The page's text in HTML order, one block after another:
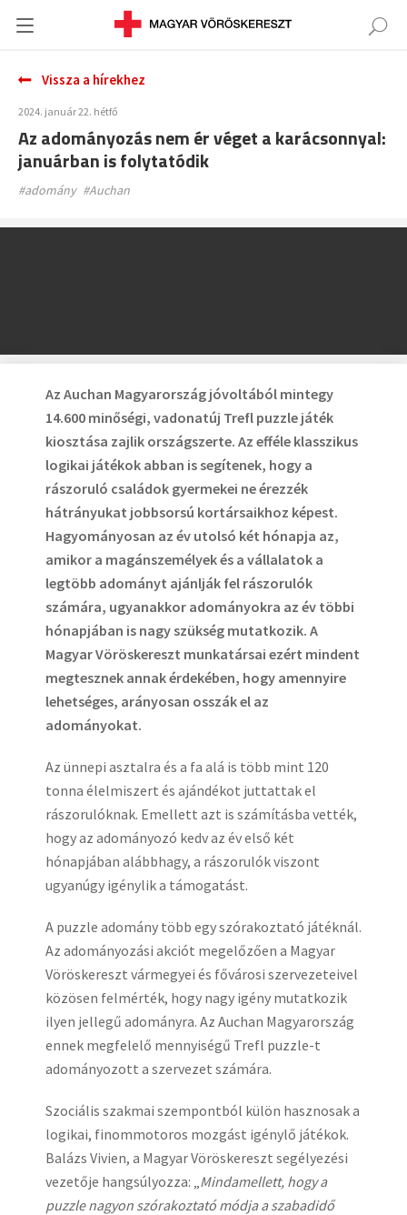
Vissza a hírekhez
2024. január 22. hétfő
Az adományozás nem ér véget a karácsonnyal:
januárban is folytatódik
#adomány #Auchan
Az Auchan Magyarország jóvoltából mintegy
14.600 minőségi, vadonatúj Trefl puzzle játék
kiosztása zajlik országszerte. Az efféle klasszikus
logikai játékok abban is segítenek, hogy a
rászoruló családok gyermekei ne érezzék
hátrányukat jobbsorsú kortársaikhoz képest.
Hagyományosan az év utolsó két hónapja az,
amikor a magánszemélyek és a vállalatok a
legtöbb adományt ajánlják fel rászorulók
számára, ugyanakkor adományokra az év többi
hónapjában is nagy szükség mutatkozik. A
Magyar Vöröskereszt munkatársai ezért mindent
megtesznek annak érdekében, hogy amennyire
lehetséges, arányosan osszák el az
adományokat.
Az ünnepi asztalra és a fa alá is több mint 120
tonna élelmiszert és ajándékot juttattak el
rászorulóknak. Emellett azt is számításba vették,
hogy az adományozó kedv az év első két
hónapjában alábbhagy, a rászorulók viszont
ugyanúgy igénylik a támogatást.
A puzzle adomány több egy szórakoztató játéknál.
Az adományozási akciót megelőzően a Magyar
Vöröskereszt vármegyei és fővárosi szervezeteivel
közösen felmérték, hogy nagy igény mutatkozik
ilyen jellegű adományra. Az Auchan Magyarország
ennek megfelelő mennyiségű Trefl puzzle-t
adományozott a szervezet számára.
Szociális szakmai szempontból külön hasznosak a
logikai, finommotoros mozgást igénylő játékok.
Balázs Vivien, a Magyar Vöröskereszt segélyezési
vezetője hangsúlyozza: „Mindamellett, hogy a
puzzle nagyon szórakoztató módja a szabadidő